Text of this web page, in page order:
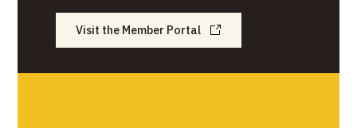
Visit the Member Portal